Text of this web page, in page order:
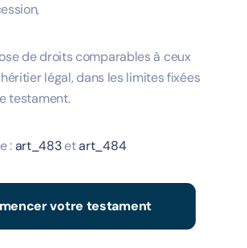
de droits comparables à ceux
héritier légal, dans les limites fixées
testament.
:art_483etart_484
votre testament